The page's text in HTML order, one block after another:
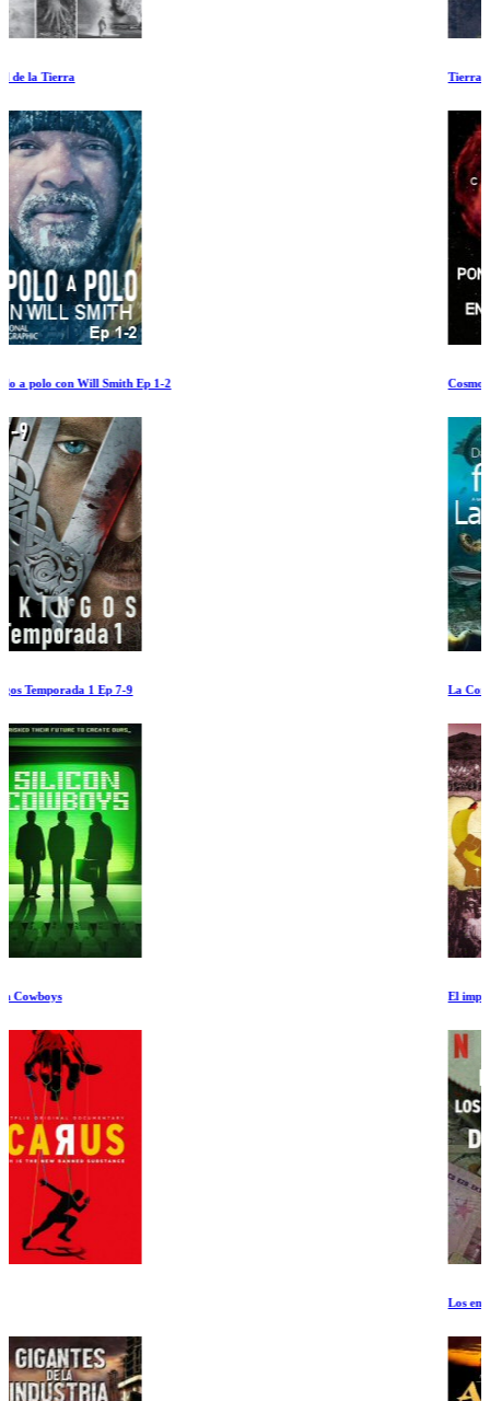
Tierra Profunda
Cosmos: Una Odisea en el Espacio y el Tiempo. Poniendose de Pie en la Via Lactea
La Conquista
El imperio de la banana